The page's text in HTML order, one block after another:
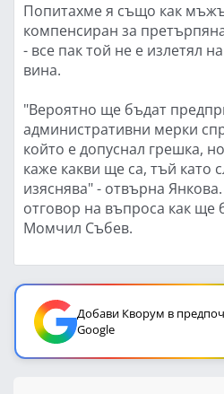
Попитахме я също как
компенсиран за
- все пак той не е излетял
вина.
"Вероятно ще бъдат
административни мерки
който е допуснал грешка,
каже какви ще са, тъй като
изяснява" - отвърна
отговор на въпроса как ще
Момчил Събев.
Добави Кворум в
Google